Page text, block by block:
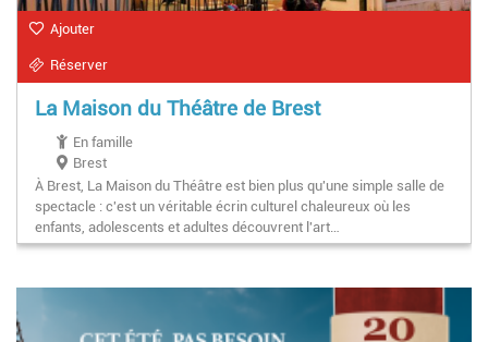
Ajouter
Réserver
La Maison du Théâtre de Brest
En famille
Brest
À Brest, La Maison du Théâtre est bien plus qu'une simple salle de
spectacle : c'est un véritable écrin culturel chaleureux où les
enfants, adolescents et adultes découvrent l'art…